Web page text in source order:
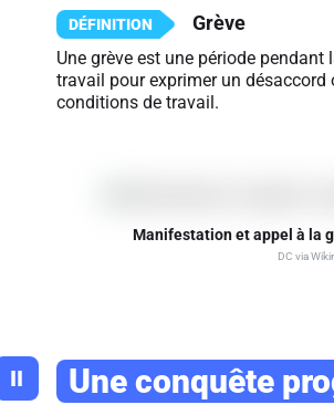
Grève
Une grève est une période
travail pour exprimer un
conditions de travail.
Manifestation et appel à la
DC via
II Une conquête